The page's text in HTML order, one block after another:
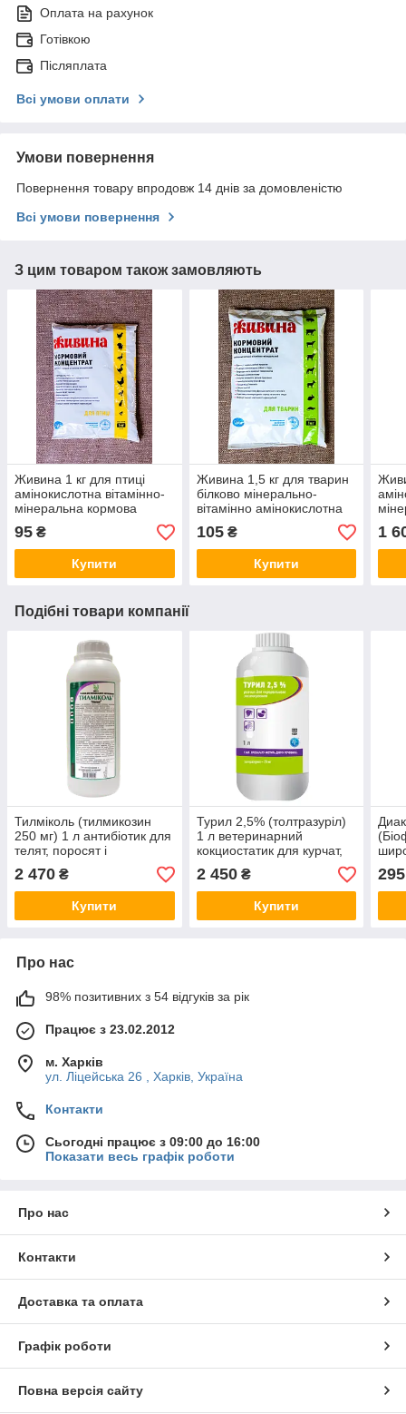
Оплата на рахунок
Готівкою
Післяплата
Всі умови оплати
Умови повернення
Повернення товару впродовж 14 днів за домовленістю
Всі умови повернення
З цим товаром також замовляють
Живина 1 кг для птиці
амінокислотна вітамінно-
мінеральна кормова
добавка
95 ₴
Купити
Живина 1,5 кг для тварин
білково мінерально-
вітамінно амінокислотна
добавка
105₴
Купити
1
Подібні товари компанії
Тилміколь (тилмикозин
250 мг) 1 л антибіотик для
телят, поросят і
2 470 ₴
Купити
Турил 2,5% (толтразуріл)
1 л ветеринарний
кокциостатик для курчат,
2 450₴
Купити
295
Про нас
98% позитивних з 54 відгуків за рік
Працює з 23.02.2012
м. Харків
ул. Ліцейська 26 , Харків, Україна
Контакти
Сьогодні працює з 09:00 до 16:00
Показати весь графік роботи
Про нас
Контакти
Доставка та оплата
Графік роботи
Повна версія сайту